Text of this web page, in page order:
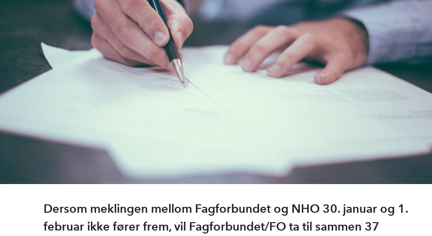
Dersom meklingen mellom Fagforbundet og NHO 30. januar og 1.
februar ikke fører frem, vil Fagforbundet/FO ta til sammen 37